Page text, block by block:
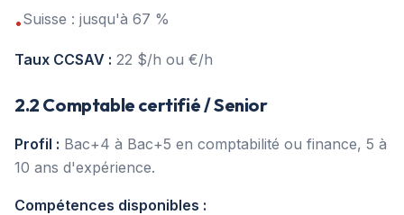
•Suisse : jusqu'à 67 %
Taux CCSAV : 22 $/h ou €/h
2.2 Comptable certifié / Senior
Profil : Bac+4 à Bac+5 en comptabilité ou finance, 5 à
10 ans d'expérience.
Compétences disponibles :